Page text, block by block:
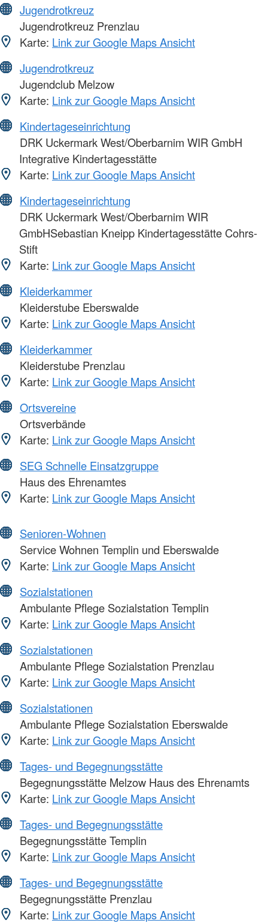
Jugendrotkreuz
Jugendrotkreuz Prenzlau
Karte: Link zur Google Maps Ansicht
Jugendrotkreuz
Jugendclub Melzow
Karte: Link zur Google Maps Ansicht
Kindertageseinrichtung
DRK Uckermark West/Oberbarnim WIR GmbH
Integrative Kindertagesstätte
Karte: Link zur Google Maps Ansicht
Kindertageseinrichtung
DRK Uckermark West/Oberbarnim WIR
GmbHSebastian Kneipp Kindertagesstätte Cohrs-
Stift
Karte: Link zur Google Maps Ansicht
Kleiderkammer
Kleiderstube Eberswalde
Karte: Link zur Google Maps Ansicht
Kleiderkammer
Kleiderstube Prenzlau
Karte: Link zur Google Maps Ansicht
Ortsvereine
Ortsverbände
Karte: Link zur Google Maps Ansicht
SEG Schnelle Einsatzgruppe
Haus des Ehrenamtes
Karte: Link zur Google Maps Ansicht
Senioren-Wohnen
Service Wohnen Templin und Eberswalde
Karte: Link zur Google Maps Ansicht
Sozialstationen
Ambulante Pflege Sozialstation Templin
Karte: Link zur Google Maps Ansicht
Sozialstationen
Ambulante Pflege Sozialstation Prenzlau
Karte: Link zur Google Maps Ansicht
Sozialstationen
Ambulante Pflege Sozialstation Eberswalde
Karte: Link zur Google Maps Ansicht
Tages- und Begegnungsstätte
Begegnungsstätte Melzow Haus des Ehrenamts
Karte: Link zur Google Maps Ansicht
Tages- und Begegnungsstätte
Begegnungsstätte Templin
Karte: Link zur Google Maps Ansicht
Tages- und Begegnungsstätte
Begegnungsstätte Prenzlau
Karte: Link zur Google Maps Ansicht